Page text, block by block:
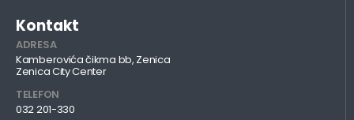
Kontakt
ADRESA
Kamberovića čikma bb, Zenica
Zenica City Center
TELEFON
032 201-330